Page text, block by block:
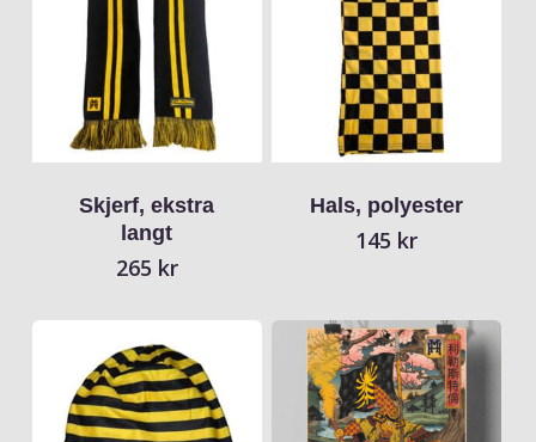
Skjerf, ekstra
langt
265 kr
Hals, polyester
145 kr